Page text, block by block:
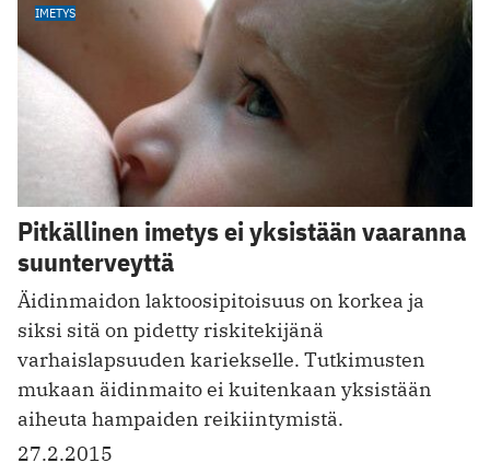
IMETYS
Pitkällinen imetys ei yksistään vaaranna
suunterveyttä
Äidinmaidon laktoosipitoisuus on korkea ja
siksi sitä on pidetty riskitekijänä
varhaislapsuuden kariekselle. Tutkimusten
mukaan äidinmaito ei kuitenkaan yksistään
aiheuta hampaiden reikiintymistä.
27.2.2015